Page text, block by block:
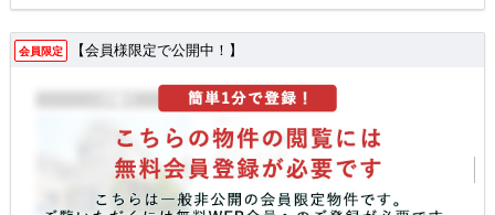
会員限定 【会員様限定で公開中！】